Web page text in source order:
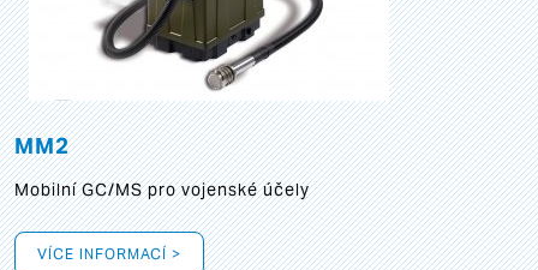
MM2
Mobilní GC/MS pro vojenské účely
VÍCE INFORMACÍ >